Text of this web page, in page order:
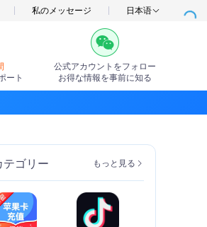
私のメッセージ 日本语
ート
公式アカウントをフォロー
お得な情報を事前に知る
テゴリー もっと見る